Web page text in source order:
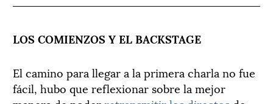
LOS COMIENZOS Y EL BACKSTAGE
El camino para llegar a la primera charla no fue
fácil, hubo que reflexionar sobre la mejor